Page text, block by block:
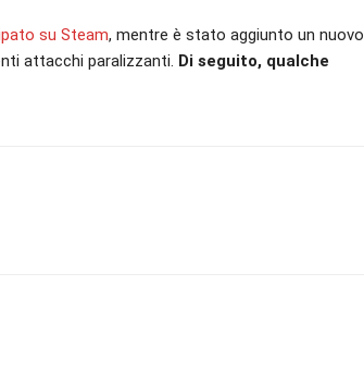
su Steam, mentre è stato aggiunto un nuovo
attacchi paralizzanti. Di seguito, qualche